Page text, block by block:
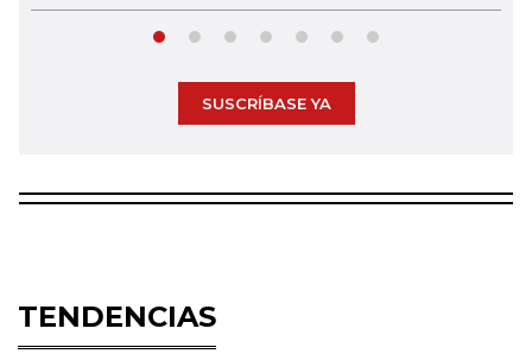
SUSCRÍBASE YA
TENDENCIAS